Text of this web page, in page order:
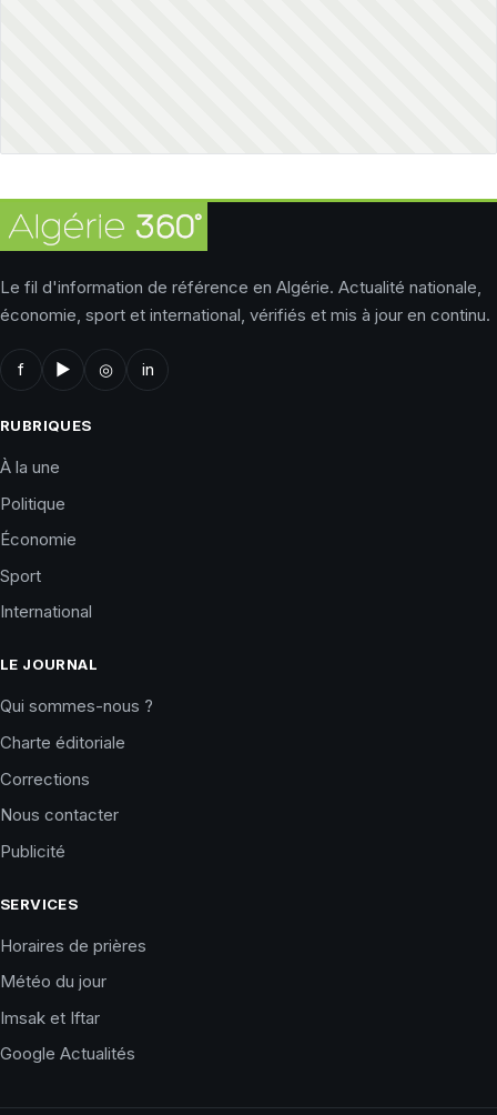
Le fil d'information de référence en Algérie. Actualité nationale,
économie, sport et international, vérifiés et mis à jour en continu.
f ▶ ◎ in
RUBRIQUES
À la une
Politique
Économie
Sport
International
LE JOURNAL
Qui sommes-nous ?
Charte éditoriale
Corrections
Nous contacter
Publicité
SERVICES
Horaires de prières
Météo du jour
Imsak et Iftar
Google Actualités